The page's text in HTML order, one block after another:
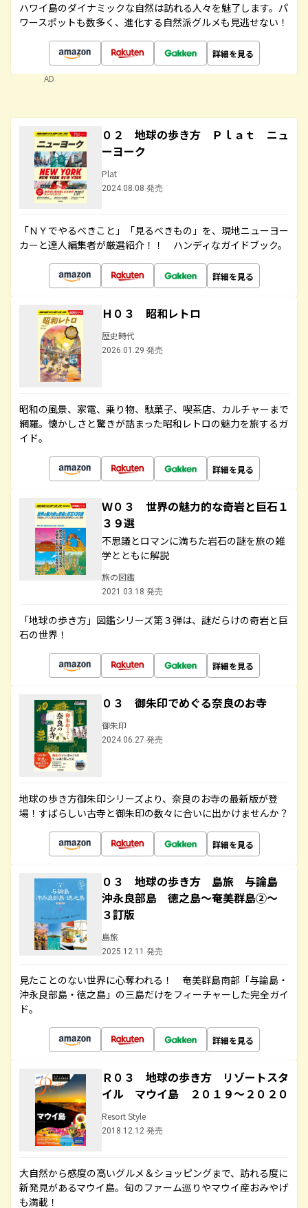
ハワイ島のダイナミックな自然は訪れる人々を魅了します。パ
ワースポットも数多く、進化する自然派グルメも見逃せない！
詳細を見る
AD
０２ 地球の歩き方 Ｐｌａｔ ニュ
ーヨーク
Plat
2024.08.08 発売
「ＮＹでやるべきこと」「見るべきもの」を、現地ニューヨー
カーと達人編集者が厳選紹介！！ ハンディなガイドブック。
詳細を見る
Ｈ０３ 昭和レトロ
歴史時代
2026.01.29 発売
昭和の風景、家電、乗り物、駄菓子、喫茶店、カルチャーまで
網羅。懐かしさと驚きが詰まった昭和レトロの魅力を旅するガ
イド。
詳細を見る
Ｗ０３ 世界の魅力的な奇岩と巨石１
３９選
不思議とロマンに満ちた岩石の謎を旅の雑
学とともに解説
旅の図鑑
2021.03.18 発売
「地球の歩き方」図鑑シリーズ第３弾は、謎だらけの奇岩と巨
石の世界！
詳細を見る
０３ 御朱印でめぐる奈良のお寺
御朱印
2024.06.27 発売
地球の歩き方御朱印シリーズより、奈良のお寺の最新版が登
場！すばらしい古寺と御朱印の数々に合いに出かけませんか？
詳細を見る
０３ 地球の歩き方 島旅 与論島
沖永良部島 徳之島～奄美群島②～
３訂版
島旅
2025.12.11 発売
見たことのない世界に心奪われる！ 奄美群島南部「与論島・
沖永良部島・徳之島」の三島だけをフィーチャーした完全ガイ
ド。
詳細を見る
Ｒ０３ 地球の歩き方 リゾートスタ
イル マウイ島 ２０１９～２０２０
Resort Style
2018.12.12 発売
大自然から感度の高いグルメ＆ショッピングまで、訪れる度に
新発見があるマウイ島。旬のファーム巡りやマウイ産おみやげ
も満載！